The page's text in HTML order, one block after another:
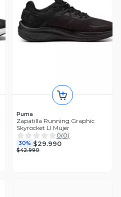
Puma
Zapatilla Running Graphic
Skyrocket LI Mujer
0(0)
30% $29.990
$42.990